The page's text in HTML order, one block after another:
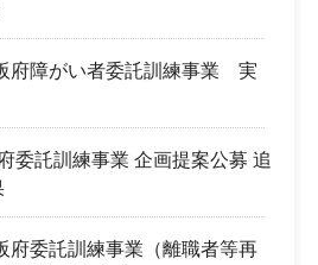
障がい者委託訓練事業 実
委託訓練事業 企画提案公募 追
委託訓練事業（離職者等再